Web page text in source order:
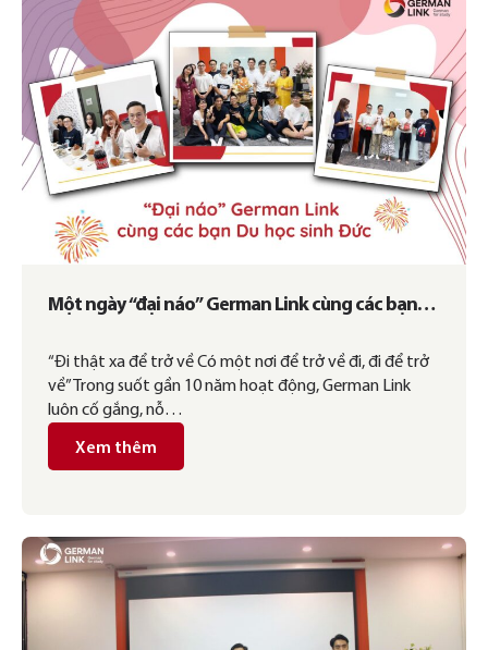
Một ngày “đại náo” German Link cùng các bạn
“Đi thật xa để trở về Có một nơi để trở về đi, đi để trở
về” Trong suốt gần 10 năm hoạt động, German Link
luôn cố gắng, nỗ…
Xem thêm